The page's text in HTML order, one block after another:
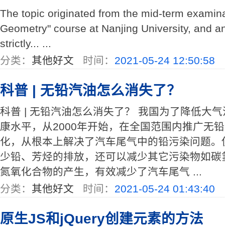
The topic originated from the mid-term
Geometry" course at Nanjing University, and
strictly... ...
分类： 其他好文 时间： 2021-05-24 12:50:58
科普 | 无铅汽油怎么消失了？
科普 | 无铅汽油怎么消失了？ 我国为了降低大
康水平，从2000年开始，在全国范围内推广无
化，从根本上解决了汽车尾气中的铅污染问题
少铅、芳烃的排放，还可以减少其它污染物如
氮氧化合物的产生，有效减少了汽车尾气 ...
分类： 其他好文 时间： 2021-05-24 01:43:40
原生JS和jQuery创建元素的方法